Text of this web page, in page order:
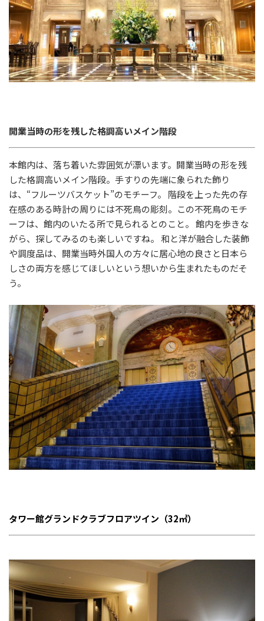
開業当時の形を残した格調高いメイン階段
本館内は、落ち着いた雰囲気が漂います。開業当時の形を残
した格調高いメイン階段。手すりの先端に象られた飾り
は、“フルーツバスケット”のモチーフ。 階段を上った先の存
在感のある時計の周りには不死鳥の彫刻。この不死鳥のモチ
ーフは、館内のいたる所で見られるとのこと。 館内を歩きな
がら、探してみるのも楽しいですね。 和と洋が融合した装飾
や調度品は、開業当時外国人の方々に居心地の良さと日本ら
しさの両方を感じてほしいという想いから生まれたものだそ
う。
タワー館グランドクラブフロアツイン（32㎡）